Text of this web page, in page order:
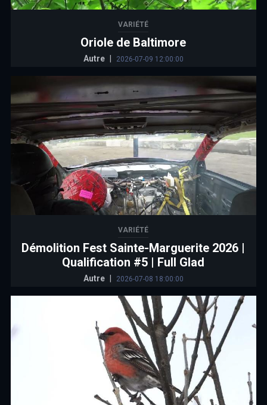
VARIÉTÉ
Oriole de Baltimore
Autre 2026-07-09 12:00:00
VARIÉTÉ
Démolition Fest Sainte-Marguerite 2026 |
Qualification #5 | Full Glad
Autre 2026-07-08 18:00:00